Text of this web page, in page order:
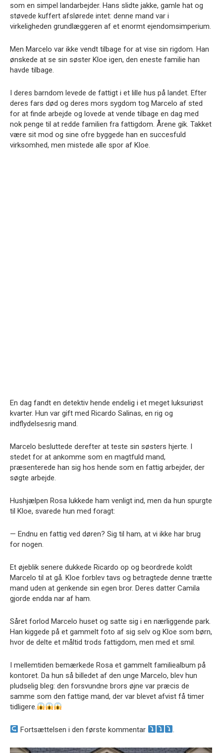
som en simpel landarbejder. Hans slidte jakke, gamle hat og
støvede kuffert afslørede intet: denne mand var i
virkeligheden grundlæggeren af et enormt ejendomsimperium.
Men Marcelo var ikke vendt tilbage for at vise sin rigdom. Han
ønskede at se sin søster Kloe igen, den eneste familie han
havde tilbage.
I deres barndom levede de fattigt i et lille hus på landet. Efter
deres fars død og deres mors sygdom tog Marcelo af sted
for at finde arbejde og lovede at vende tilbage en dag med
nok penge til at redde familien fra fattigdom. Årene gik. Takket
være sit mod og sine ofre byggede han en succesfuld
virksomhed, men mistede alle spor af Kloe.
En dag fandt en detektiv hende endelig i et meget luksuriøst
kvarter. Hun var gift med Ricardo Salinas, en rig og
indflydelsesrig mand.
Marcelo besluttede derefter at teste sin søsters hjerte. I
stedet for at ankomme som en magtfuld mand,
præsenterede han sig hos hende som en fattig arbejder, der
søgte arbejde.
Hushjælpen Rosa lukkede ham venligt ind, men da hun spurgte
til Kloe, svarede hun med foragt:
— Endnu en fattig ved døren? Sig til ham, at vi ikke har brug
for nogen.
Et øjeblik senere dukkede Ricardo op og beordrede koldt
Marcelo til at gå. Kloe forblev tavs og betragtede denne trætte
mand uden at genkende sin egen bror. Deres datter Camila
gjorde endda nar af ham.
Såret forlod Marcelo huset og satte sig i en nærliggende park.
Han kiggede på et gammelt foto af sig selv og Kloe som børn,
hvor de delte et måltid trods fattigdom, men med et smil.
I mellemtiden bemærkede Rosa et gammelt familiealbum på
kontoret. Da hun så billedet af den unge Marcelo, blev hun
pludselig bleg: den forsvundne brors øjne var præcis de
samme som den fattige mand, der var blevet afvist få timer
tidligere.
Fortsættelsen i den første kommentar .